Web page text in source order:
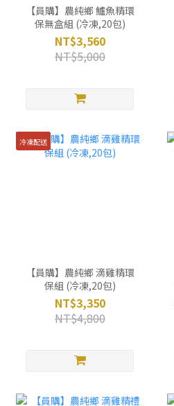
【員購】農純鄉 鱸魚精環
保無盒組 (冷凍,20包)
NT$3,560
NT$5,000
冷凍配送
【員購】農純鄉 滴雞精環
保組 (冷凍,20包)
NT$3,350
NT$4,800